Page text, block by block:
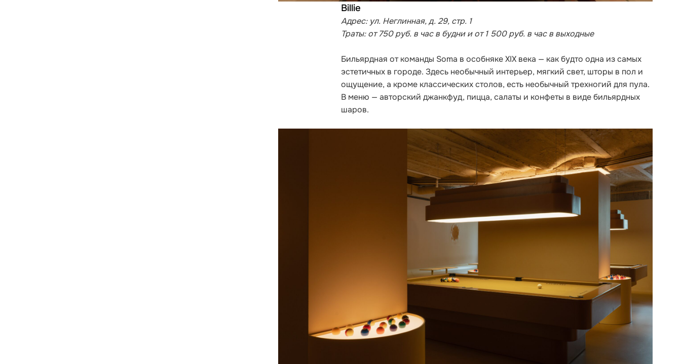
Billie
Адрес: ул. Неглинная, д. 29, стр. 1
Траты: от750 руб. в час в будни и от 1 500 руб. в час в выходные
Бильярдная от команды Soma в особняке XIX века — как будто одна из самых
эстетичных в городе. Здесь необычный интерьер, мягкий свет, шторы в пол и
ощущение, а кроме классических столов, есть необычный трехногий для пула.
В меню — авторский джанкфуд, пицца, салаты и конфеты в виде бильярдных
шаров.